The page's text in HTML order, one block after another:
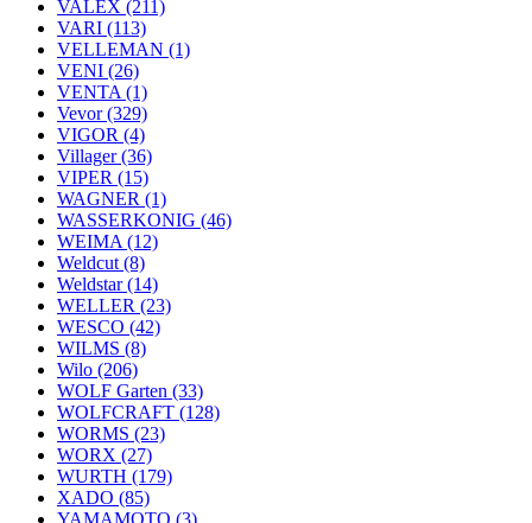
VALEX (211)
VARI (113)
VELLEMAN (1)
VENI (26)
VENTA (1)
Vevor(329)
VIGOR (4)
Villager(36)
VIPER (15)
WAGNER (1)
WASSERKONIG (46)
WEIMA (12)
Weldcut (8)
Weldstar(14)
WELLER (23)
WESCO (42)
WILMS (8)
Wilo (206)
WOLF Garten (33)
WOLFCRAFT (128)
WORMS (23)
WORX (27)
WURTH (179)
XADO (85)
YAMAMOTO (3)